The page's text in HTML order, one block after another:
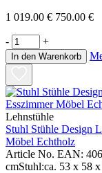
1 019.00 € 750.00 €
- +
In den Warenkorb
Lehnstühle
Stuhl Stühle Design
Möbel Echtholz
Article No. EAN:
cmStuhl:ca. 53 x 58